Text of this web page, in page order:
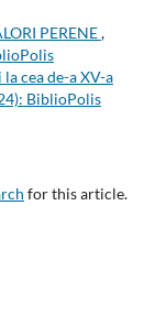
PERENE,
cea de-a XV-a
BiblioPolis
for this article.